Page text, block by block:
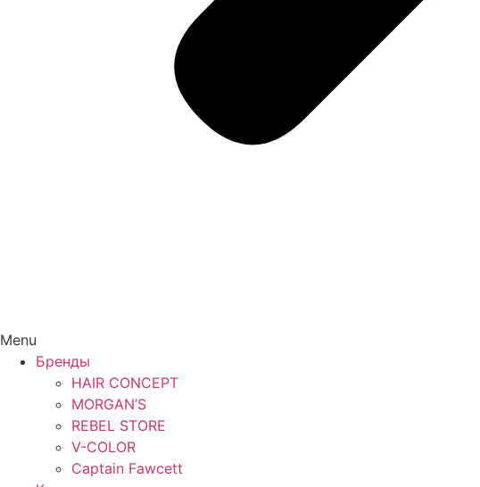
Menu
Бренды
HAIR CONCEPT
MORGAN’S
REBEL STORE
V-COLOR
Captain Fawcett